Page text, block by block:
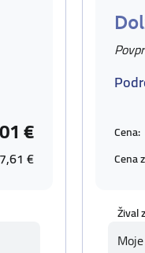
€
€
Cena:
Cena
Žival